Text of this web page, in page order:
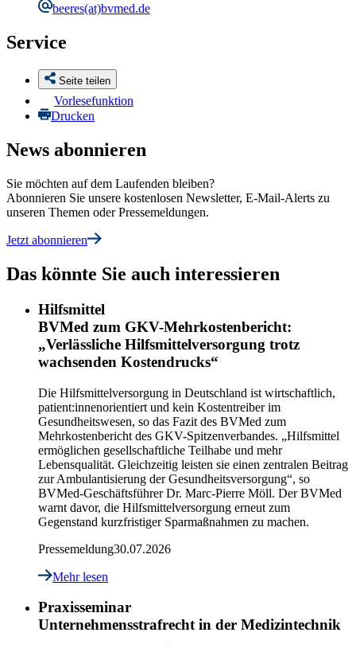
beeres(at)bvmed.de
Service
Seite teilen
Vorlesefunktion
Drucken
News abonnieren
Sie möchten auf dem Laufenden bleiben?
Abonnieren Sie unsere kostenlosen Newsletter, E-Mail-Alerts zu
unseren Themen oder Pressemeldungen.
Jetzt abonnieren
Das könnte Sie auch interessieren
Hilfsmittel
BVMed zum GKV-Mehrkostenbericht:
„Verlässliche Hilfsmittelversorgung trotz
wachsenden Kostendrucks“
Die Hilfsmittelversorgung in Deutschland ist wirtschaftlich,
patient:innenorientiert und kein Kostentreiber im
Gesundheitswesen, so das Fazit des BVMed zum
Mehrkostenbericht des GKV-Spitzenverbandes. „Hilfsmittel
ermöglichen gesellschaftliche Teilhabe und mehr
Lebensqualität. Gleichzeitig leisten sie einen zentralen Beitrag
zur Ambulantisierung der Gesundheitsversorgung“, so
BVMed-Geschäftsführer Dr. Marc-Pierre Möll. Der BVMed
warnt davor, die Hilfsmittelversorgung erneut zum
Gegenstand kurzfristiger Sparmaßnahmen zu machen.
Pressemeldung30.07.2026
Mehr lesen
Praxisseminar
Unternehmensstrafrecht in der Medizintechnik